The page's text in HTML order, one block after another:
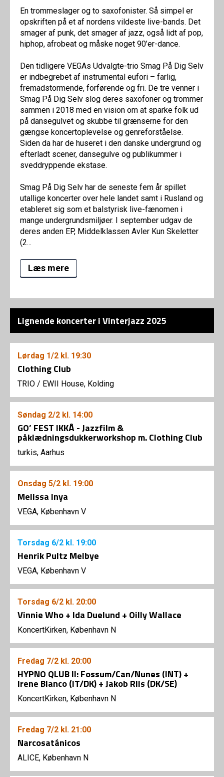
En trommeslager og to saxofonister. Så simpel er
opskriften på et af nordens vildeste live-bands. Det
smager af punk, det smager af jazz, også lidt af pop,
hiphop, afrobeat og måske noget 90’er-dance.
Den tidligere VEGAs Udvalgte-trio Smag På Dig Selv
er indbegrebet af instrumental eufori – farlig,
fremadstormende, forførende og fri. De tre venner i
Smag På Dig Selv slog deres saxofoner og trommer
sammen i 2018 med en vision om at sparke folk ud
på dansegulvet og skubbe til grænserne for den
gængse koncertoplevelse og genreforståelse.
Siden da har de huseret i den danske undergrund og
efterladt scener, dansegulve og publikummer i
sveddryppende ekstase.
Smag På Dig Selv har de seneste fem år spillet
utallige koncerter over hele landet samt i Rusland og
etableret sig som et balstyrisk live-fænomen i
mange undergrundsmiljøer. I september udgav de
deres anden EP, Middelklassen Avler Kun Skeletter
(2...
Læs mere
Lignende koncerter i Vinterjazz 2025
Lørdag 1/2 kl. 19:30
Clothing Club
TRIO / EWII House, Kolding
Søndag 2/2 kl. 14:00
GO’ FEST IKKÅ - Jazzfilm &
påklædningsdukkerworkshop m. Clothing Club
turkis, Aarhus
Onsdag 5/2 kl. 19:00
Melissa Inya
VEGA, København V
Torsdag 6/2 kl. 19:00
Henrik Pultz Melbye
VEGA, København V
Torsdag 6/2 kl. 20:00
Vinnie Who + Ida Duelund + Oilly Wallace
KoncertKirken, København N
Fredag 7/2 kl. 20:00
HYPNO QLUB II: Fossum/Can/Nunes (INT) +
Irene Bianco (IT/DK) + Jakob Riis (DK/SE)
KoncertKirken, København N
Fredag 7/2 kl. 21:00
Narcosatánicos
ALICE, København N